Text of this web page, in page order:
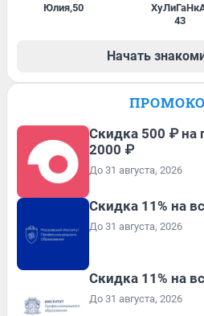
Юлия,50
43
Начать
Скидка 500 ₽ на
2000 ₽
До 31 августа, 2026
Скидка 11% на
До 31 августа, 2026
Скидка 11% на
До 31 августа, 2026